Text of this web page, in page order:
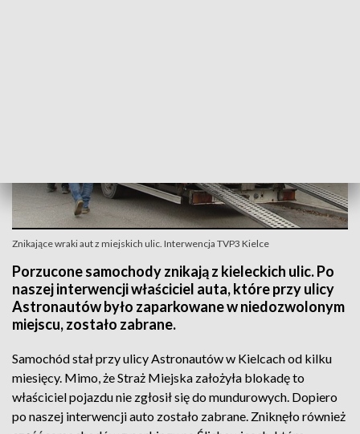
Znikające wraki aut z miejskich ulic. Interwencja TVP3 Kielce
Porzucone samochody znikają z kieleckich ulic. Po
naszej interwencji właściciel auta, które przy ulicy
Astronautów było zaparkowane w niedozwolonym
miejscu, zostało zabrane.
Samochód stał przy ulicy Astronautów w Kielcach od kilku
miesięcy. Mimo, że Straż Miejska założyła blokadę to
właściciel pojazdu nie zgłosił się do mundurowych. Dopiero
po naszej interwencji auto zostało zabrane. Zniknęło również